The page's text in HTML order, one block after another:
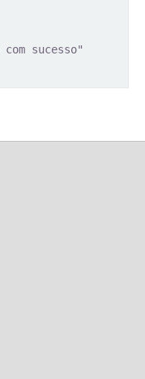
sucesso"